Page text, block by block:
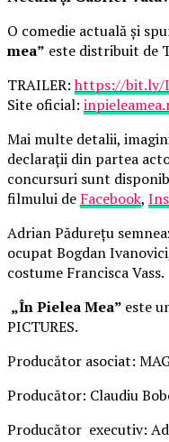
O comedie actuală și
mea” este distribuit de
TRAILER:https://bit.ly/
Site oficial:
Mai multe detalii,
declarații din partea
concursuri sunt
filmului de Facebook,
Adrian Pădurețu
ocupat Bogdan
costume Francisca Vass.
„În Pielea Mea” este
PICTURES.
Producător asociat:
Producător: Claudiu
Producător executiv: